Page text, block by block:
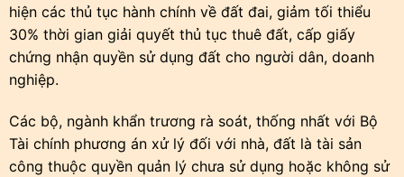
hiện các thủ tục hành chính về đất đai, giảm tối thiểu
30% thời gian giải quyết thủ tục thuê đất, cấp giấy
chứng nhận quyền sử dụng đất cho người dân, doanh
nghiệp.
Các bộ, ngành khẩn trương rà soát, thống nhất với Bộ
Tài chính phương án xử lý đối với nhà, đất là tài sản
công thuộc quyền quản lý chưa sử dụng hoặc không sử